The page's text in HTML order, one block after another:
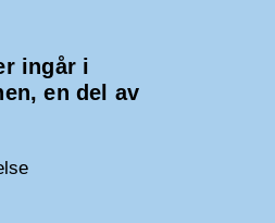
ingår i
en del av